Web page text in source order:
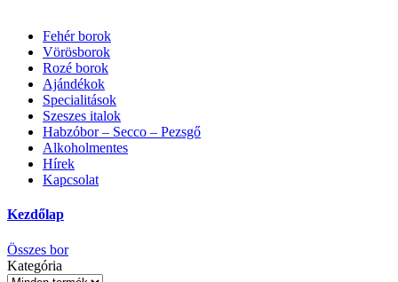
Fehér borok
Vörösborok
Rozé borok
Ajándékok
Specialitások
Szeszes italok
Habzóbor – Secco – Pezsgő
Alkoholmentes
Hírek
Kapcsolat
Kezdőlap
Összes bor
Kategória